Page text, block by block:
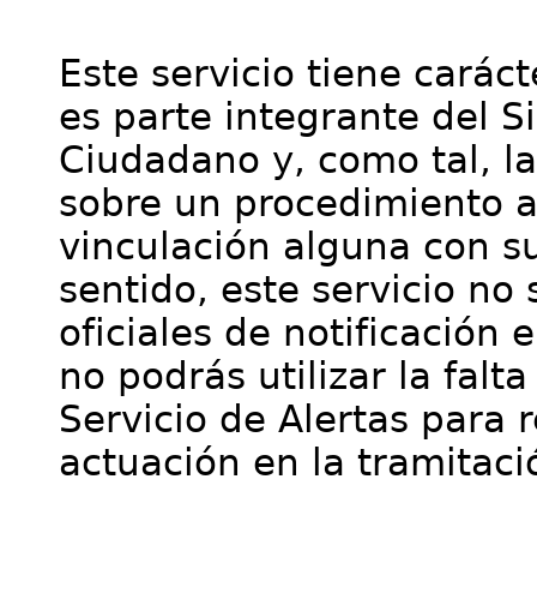
Este servicio tiene
es parte integrante del
Ciudadano y, como tal,
sobre un procedimiento
vinculación alguna con
sentido, este servicio no
oficiales de notificación
no podrás utilizar la
Servicio de Alertas para
actuación en la